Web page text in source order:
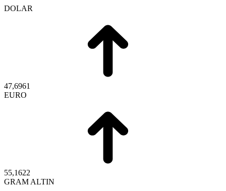
DOLAR
47,6961
EURO
55,1622
GRAM ALTIN